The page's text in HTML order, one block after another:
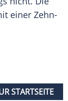
einer Zehn-
STARTSEITE